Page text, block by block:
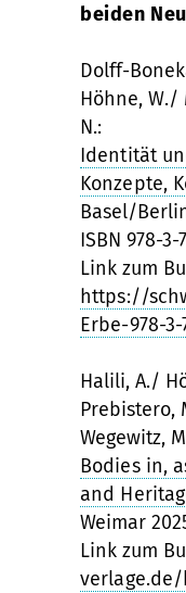
beiden
Dolff-
Höhne, W./
N.:
Identität
Konzepte,
Basel/
ISBN 978-3-
Link zum
https://
Erbe-978-3-
Halili, A./
Prebistero,
Wegewitz,
Bodies in,
and
Weimar
Link zum